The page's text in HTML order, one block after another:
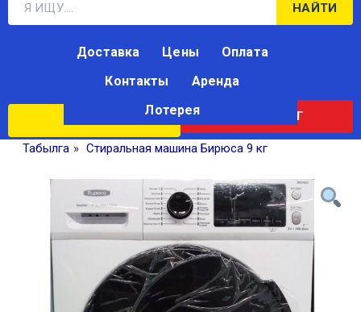
НАЙТИ
КАТАЛОГ
Доставка Цены
Оплата
Контакты
Аренда
Лотерея
Табылга » Стиральная машина Бирюса 9 кг